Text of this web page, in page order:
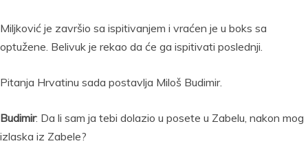
Miljković je završio sa ispitivanjem i vraćen je u boks sa
optužene. Belivuk je rekao da će ga ispitivati poslednji.
Pitanja Hrvatinu sada postavlja Miloš Budimir.
Budimir: Da li sam ja tebi dolazio u posete u Zabelu, nakon mog
izlaska iz Zabele?